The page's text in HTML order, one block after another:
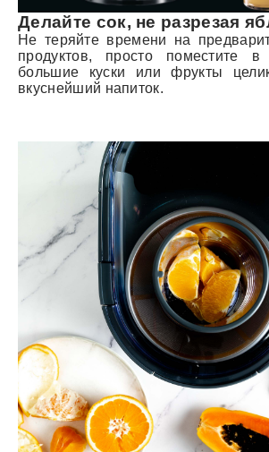
Делайте сок, не разрезая
Не теряйте времени на
продуктов, просто поместите в
большие куски или фрукты
вкуснейший напиток.